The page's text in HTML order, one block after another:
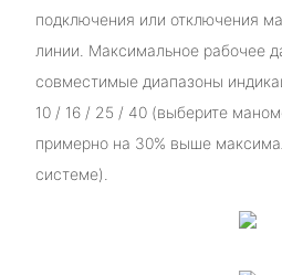
подключения или отключения
линии. Максимальное рабочее
совместимые диапазоны
10 / 16 / 25 / 40 (выберите
примерно на 30% выше
системе).